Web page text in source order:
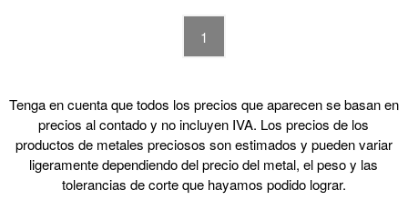
Color
Azul (1)
Rosa (1)
Rojo (1)
Forma
1
Tenga en cuenta que todos los precios que aparecen se basan en
precios al contado y no incluyen IVA. Los precios de los
productos de metales preciosos son estimados y pueden variar
ligeramente dependiendo del precio del metal, el peso y las
tolerancias de corte que hayamos podido lograr.